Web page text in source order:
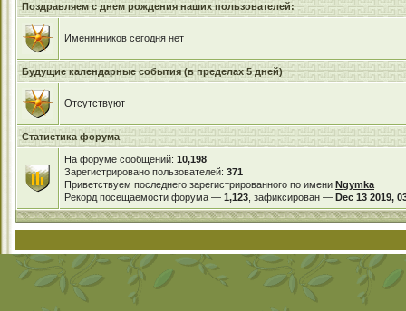
Поздравляем с днем рождения наших пользователей:
Именинников сегодня нет
Будущие календарные события (в пределах 5 дней)
Отсутствуют
Статистика форума
На форуме сообщений: 10,198
Зарегистрировано пользователей: 371
Приветствуем последнего зарегистрированного по имени Ngymka
Рекорд посещаемости форума — 1,123 , зафиксирован — Dec 13 2019,